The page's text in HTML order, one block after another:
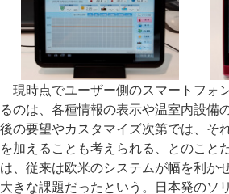
現時点でユーザー側のスマートフォ
るのは、各種情報の表示や温室内設備
後の要望やカスタマイズ次第では、そ
を加えることも考えられる、とのこと
は、従来は欧米のシステムが幅を利か
大きな課題だったという。日本発のソ